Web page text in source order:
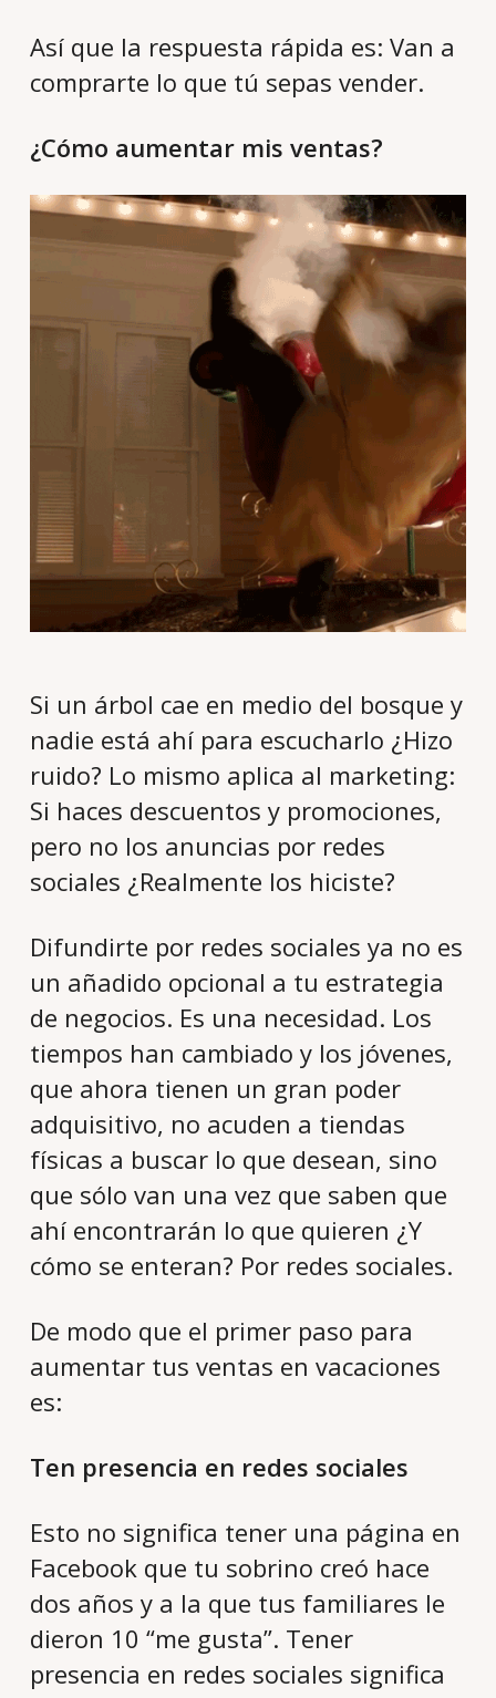
Así que la respuesta rápida es: Van a
comprarte lo que tú sepas vender.
¿Cómo aumentar mis ventas?
Si un árbol cae en medio del bosque y
nadie está ahí para escucharlo ¿Hizo
ruido? Lo mismo aplica al marketing:
Si haces descuentos y promociones,
pero no los anuncias por redes
sociales ¿Realmente los hiciste?
Difundirte por redes sociales ya no es
un añadido opcional a tu estrategia
de negocios. Es una necesidad. Los
tiempos han cambiado y los jóvenes,
que ahora tienen un gran poder
adquisitivo, no acuden a tiendas
físicas a buscar lo que desean, sino
que sólo van una vez que saben que
ahí encontrarán lo que quieren ¿Y
cómo se enteran? Por redes sociales.
De modo que el primer paso para
aumentar tus ventas en vacaciones
es:
Ten presencia en redes sociales
Esto no significa tener una página en
Facebook que tu sobrino creó hace
dos años y a la que tus familiares le
dieron 10 “me gusta”. Tener
presencia en redes sociales significa